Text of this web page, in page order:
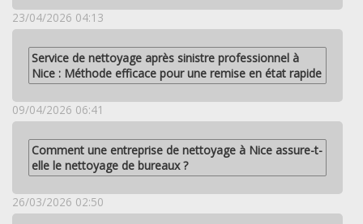
23/04/2026 04:13
Service de nettoyage après sinistre professionnel à
Nice : Méthode efficace pour une remise en état rapide
09/04/2026 06:41
Comment une entreprise de nettoyage à Nice assure-t-
elle le nettoyage de bureaux ?
26/03/2026 02:50